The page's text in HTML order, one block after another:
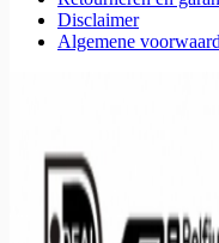
Disclaimer
Algemene